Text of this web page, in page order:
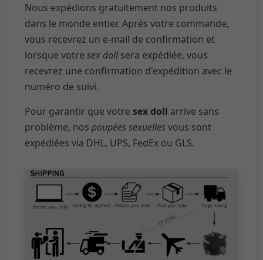
Nous expédions gratuitement nos produits
dans le monde entier. Après votre commande,
vous recevrez un e-mail de confirmation et
lorsque votre sex dollsera expédiée, vous
recevrez une confirmation d'expédition avec le
numéro de suivi.
Pour garantir que votre sex doll arrive sans
problème, nos poupées sexuelles vous sont
expédiées via DHL, UPS, FedEx ou GLS.